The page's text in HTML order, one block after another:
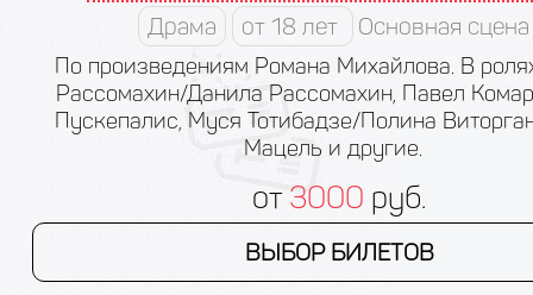
Драма от 18 лет Основная сцена
По произведениям Романа Михайлова. В
Рассомахин/Данила Рассомахин, Павел
Пускепалис, Муся Тотибадзе/Полина
Мацель и другие.
от 3000 руб.
ВЫБОР БИЛЕТОВ